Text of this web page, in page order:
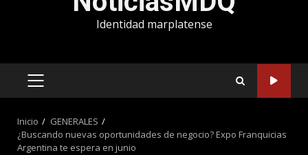
Identidad marplatense
MENÚ
Inicio
GENERALES
¿Buscando nuevas oportunidades de negocio? Expo Franquicias
Argentina te espera en junio